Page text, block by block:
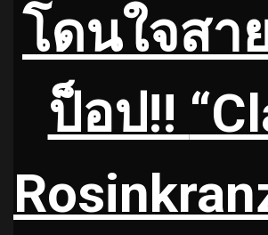
โดนใจสา
ป็อป!!